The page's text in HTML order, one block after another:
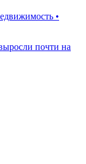
•
почти на